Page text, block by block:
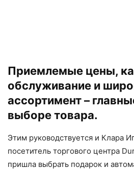
Приемлемые цены,
обслуживание и
ассортимент –
выборе товара.
Этим руководствуется и Клара
посетитель торгового центра
пришла выбрать подарок и